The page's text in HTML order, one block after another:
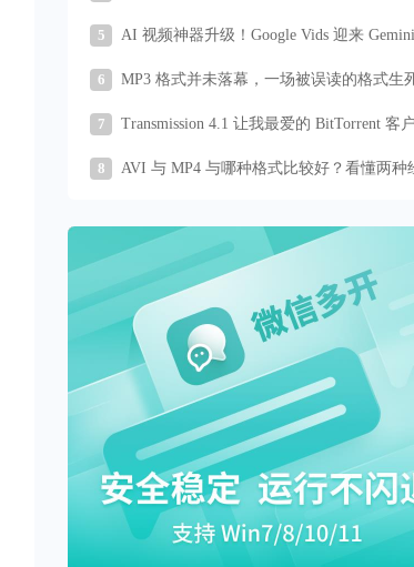
5
AI 视频神器升级！Google Vids 迎来
6
MP3 格式并未落幕，一场被误读的格式生
7
Transmission 4.1 让我最爱的 BitTorrent 客
8
AVI 与 MP4 与哪种格式比较好？看懂两种